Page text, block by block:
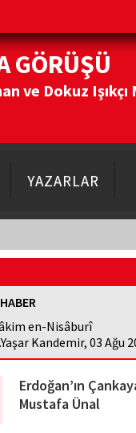
GÖRÜŞÜ
ve Dokuz
YAZARLAR
en-Nisâburî
Kandemir, 03 Ağu
Erdoğan’ın
Mustafa Ünal